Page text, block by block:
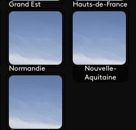
Grand Est Hauts-de-France
Normandie
Nouvelle-
Aquitaine